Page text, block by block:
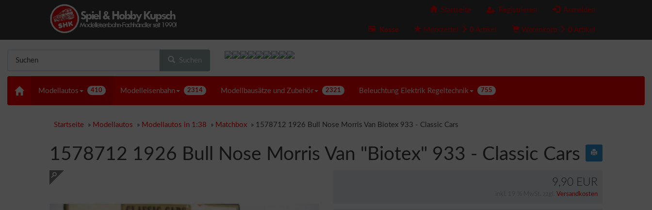
Startseite Registrieren Anmelden
Kasse Merkzettel 0 Artikel Warenkorb 0 Artikel
Suchen
Modellautos 410 Modelleisenbahn 2314 Modellbausätze und Zubehör 2321 Beleuchtung Elektrik Regeltechnik 755
Startseite » Modellautos » Modellautos in 1:38 » Matchbox » 1578712 1926 Bull Nose Morris Van Biotex 933 - Classic Cars
1578712 1926 Bull Nose Morris Van "Biotex" 933 - Classic Cars
9,90 EUR
Versandkosten